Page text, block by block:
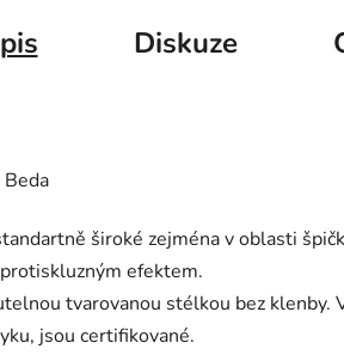
Diskuze
široké zejména v oblasti
efektem.
tvarovanou stélkou bez klenby.
jsou certifikované.